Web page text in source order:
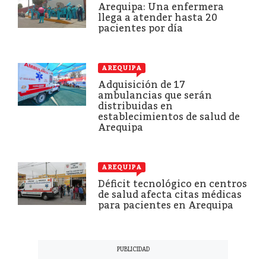
Arequipa: Una enfermera
llega a atender hasta 20
pacientes por día
AREQUIPA
Adquisición de 17
ambulancias que serán
distribuidas en
establecimientos de salud de
Arequipa
AREQUIPA
Déficit tecnológico en centros
de salud afecta citas médicas
para pacientes en Arequipa